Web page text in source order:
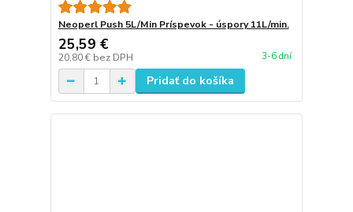
Neoperl Push 5L/Min Príspevok - úspory 11L/min.
25,59 €
20,80 € bez DPH 3-6 dní
Pridať do košíka